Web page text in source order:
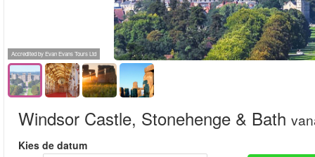
Accredited by Evan Evans Tours Ltd
Windsor Castle, Stonehenge & Bath
Kies de datum